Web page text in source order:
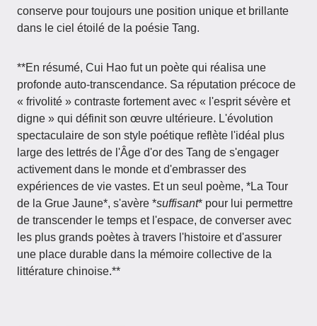
conserve pour toujours une position unique et brillante
dans le ciel étoilé de la poésie Tang.
**En résumé, Cui Hao fut un poète qui réalisa une
profonde auto-transcendance. Sa réputation précoce de
« frivolité » contraste fortement avec « l'esprit sévère et
digne » qui définit son œuvre ultérieure. L'évolution
spectaculaire de son style poétique reflète l'idéal plus
large des lettrés de l'Âge d'or des Tang de s'engager
activement dans le monde et d'embrasser des
expériences de vie vastes. Et un seul poème, *La Tour
de la Grue Jaune*, s'avère *suffisant* pour lui permettre
de transcender le temps et l'espace, de converser avec
les plus grands poètes à travers l'histoire et d'assurer
une place durable dans la mémoire collective de la
littérature chinoise.**